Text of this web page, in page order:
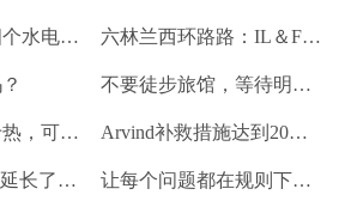
谅解备忘录为四个水电项目的发展，总容量为293兆瓦 六林兰西环路路：IL＆FS运输汇编2％
不要徒步旅馆，等待明确的工资和价格通胀迹象，IMF告诉喂养
为什么前景对于热，可再生和石油和天然气项目稳定？ Arvind补救措施达到20％的上路
提示，Saregama延长了强大的卷 让每个问题都在规则下讨论议会：PM Modi.